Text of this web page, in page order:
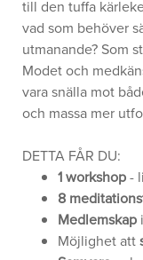
till den tuffa
vad som behöver
utmanande? Som
Modet och
vara snälla mot
och massa mer
DETTA FÅR DU:
1 workshop-
8
Medlemskap
Möjlighet att